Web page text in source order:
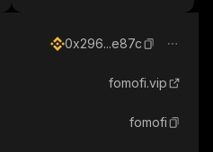
0x296...e87c
fomofi.vip
fomofi